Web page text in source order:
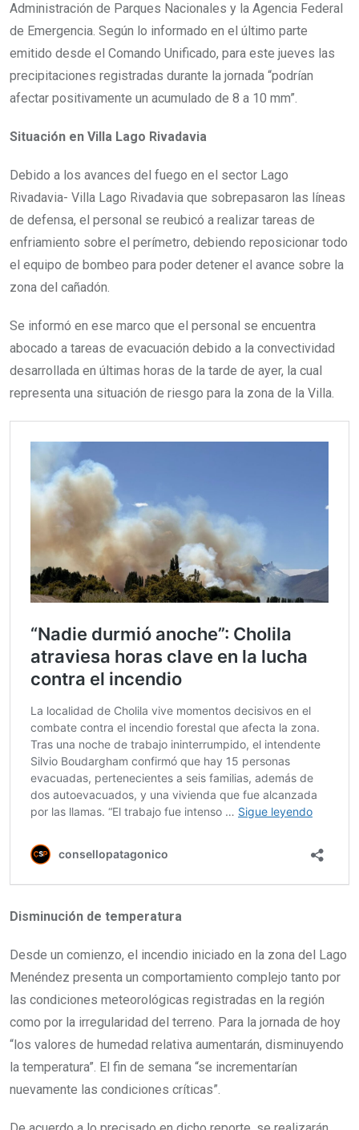
Administración de Parques Nacionales y la Agencia Federal
de Emergencia. Según lo informado en el último parte
emitido desde el Comando Unificado, para este jueves las
precipitaciones registradas durante la jornada “podrían
afectar positivamente un acumulado de 8 a 10 mm”.
Situación en Villa Lago Rivadavia
Debido a los avances del fuego en el sector Lago
Rivadavia- Villa Lago Rivadavia que sobrepasaron las líneas
de defensa, el personal se reubicó a realizar tareas de
enfriamiento sobre el perímetro, debiendo reposicionar todo
el equipo de bombeo para poder detener el avance sobre la
zona del cañadón.
Se informó en ese marco que el personal se encuentra
abocado a tareas de evacuación debido a la convectividad
desarrollada en últimas horas de la tarde de ayer, la cual
representa una situación de riesgo para la zona de la Villa.
Disminución de temperatura
Desde un comienzo, el incendio iniciado en la zona del Lago
Menéndez presenta un comportamiento complejo tanto por
las condiciones meteorológicas registradas en la región
como por la irregularidad del terreno. Para la jornada de hoy
“los valores de humedad relativa aumentarán, disminuyendo
la temperatura”. El fin de semana “se incrementarían
nuevamente las condiciones críticas”.